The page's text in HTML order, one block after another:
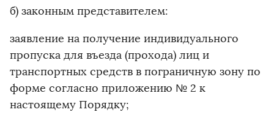
б) законным представителем:
заявление на получение индивидуального
пропуска для въезда (прохода) лиц и
транспортных средств в пограничную зону по
форме согласно приложению № 2 к
настоящему Порядку;